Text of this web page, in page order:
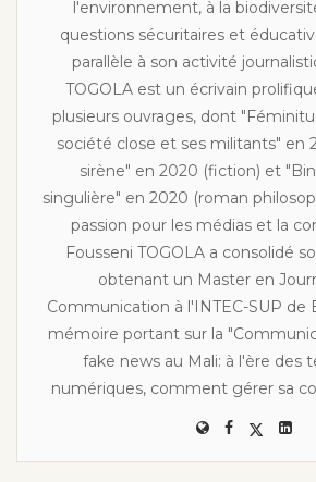
l'environnement, à la
questions sécuritaires et
parallèle à son activité
TOGOLA est un écrivain
plusieurs ouvrages, dont
société close et ses militants" en
sirène" en 2020 (fiction) et
singulière" en 2020 (roman
passion pour les médias et la
Fousseni TOGOLA a consolidé
obtenant un Master en
Communication à l'INTEC-SUP de
mémoire portant sur la
fake news au Mali: à l'ère des
numériques, comment gérer sa